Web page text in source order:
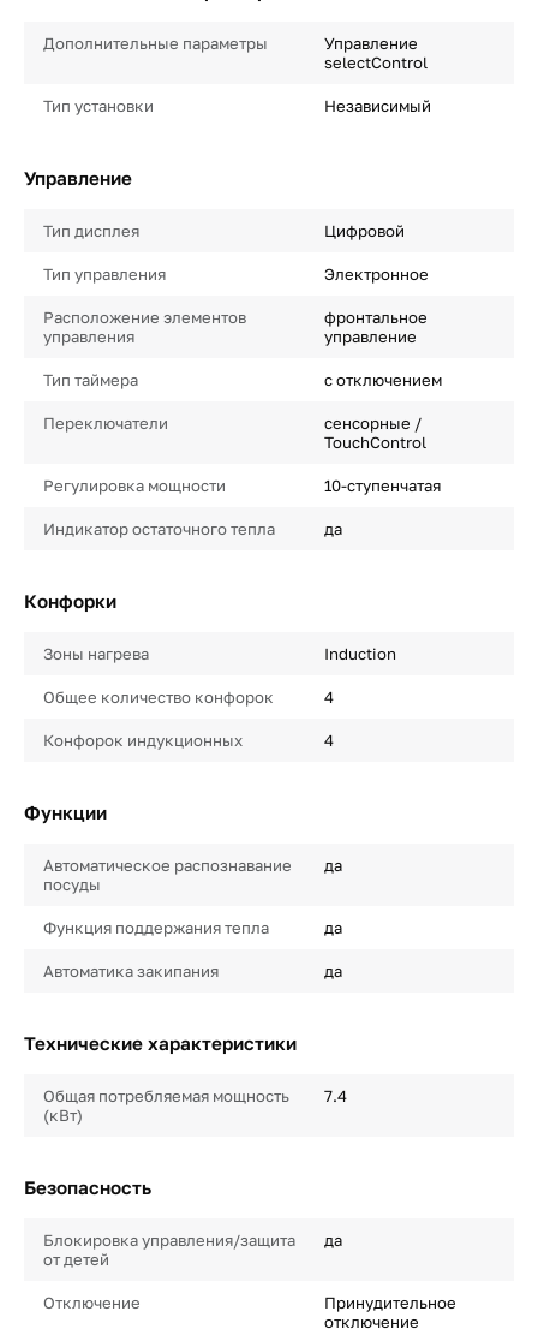
Дополнительные параметры
Управление
selectControl
Тип установки Независимый
Управление
Тип дисплея Цифровой
Тип управления Электронное
Расположение элементов
управления
фронтальное
управление
Тип таймера с отключением
Переключатели
сенсорные /
TouchControl
Регулировка мощности 10-ступенчатая
Индикатор остаточного тепла да
Конфорки
Зоны нагрева Induction
Общее количество конфорок 4
Конфорок индукционных 4
Функции
Автоматическое распознавание
посуды
да
Функция поддержания тепла да
Автоматика закипания да
Технические характеристики
Общая потребляемая мощность
(кВт)
7.4
Безопасность
Блокировка управления/защита
от детей
да
Отключение
Принудительное
отключение